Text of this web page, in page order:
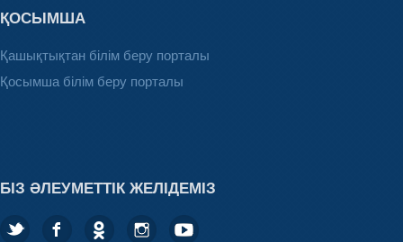
ҚОСЫМША
Қашықтықтан білім беру порталы
Қосымша білім беру порталы
БІЗ ӘЛЕУМЕТТІК ЖЕЛІДЕМІЗ